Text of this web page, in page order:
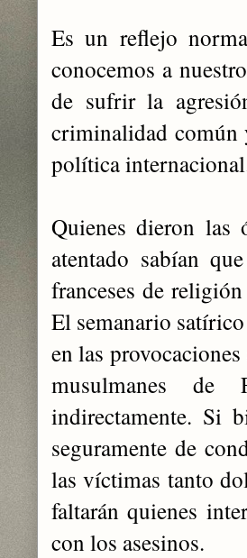
Es un reflejo
conocemos a
de sufrir la
criminalidad común
política
Quienes dieron las
atentado sabían
franceses de
El semanario
en las
musulmanes
indirectamente. Si
seguramente de
las víctimas tanto
faltarán quienes
con los asesinos.